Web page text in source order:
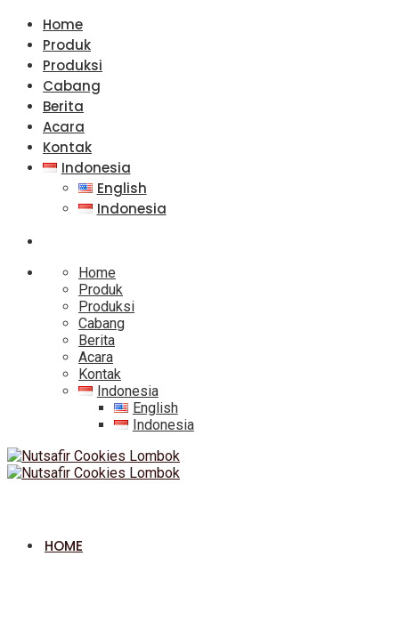
Home
Produk
Produksi
Cabang
Berita
Acara
Kontak
Indonesia
English
Indonesia
Home
Produk
Produksi
Cabang
Berita
Acara
Kontak
Indonesia
English
Indonesia
HOME